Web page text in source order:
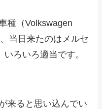
種（Volkswagen
当日来たのはメルセ
ろいろ適当です。
来ると思い込んでい